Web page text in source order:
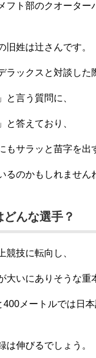
フト部のクオーター
旧姓は辻さんです。
ラックスと対談した
と言う質問に、
答えており、
もサラッと苗字を出
るのかもしれません
んな選手？
競技に転向し、
大いにありそうな重
400メートルでは日
は伸びるでしょう。